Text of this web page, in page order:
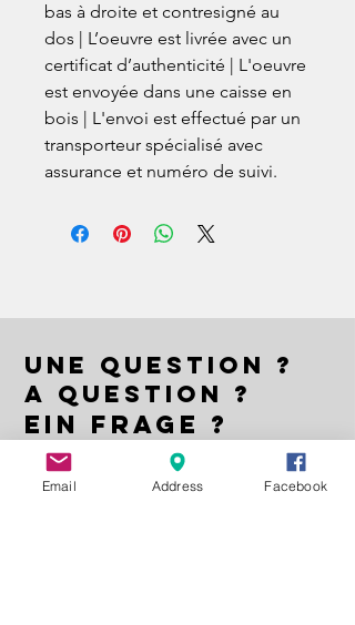
bas à droite et contresigné au
dos | L’oeuvre est livrée avec un
certificat d’authenticité | L'oeuvre
est envoyée dans une caisse en
bois | L'envoi est effectué par un
transporteur spécialisé avec
assurance et numéro de suivi.
UNE QUESTION ?
A QUESTION ?
EIN FRAGE ?
Nom | Name
Email Address Facebook